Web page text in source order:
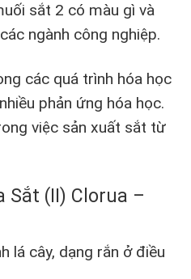
sắt 2 có màu gì và
ngành công nghiệp.
các quá trình hóa học
phản ứng hóa học.
việc sản xuất sắt từ
Sắt (II) Clorua –
lá cây, dạng rắn ở điều